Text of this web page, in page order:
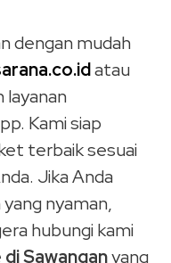
dengan mudah
atau
layanan
Kami siap
terbaik sesuai
Jika Anda
nyaman,
hubungi kami
Sawanganyang